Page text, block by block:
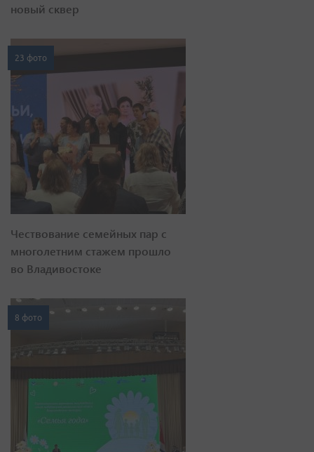
новый сквер
23 фото
Чествование семейных пар с
многолетним стажем прошло
во Владивостоке
8 фото